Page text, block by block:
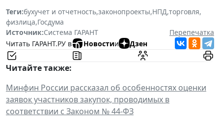
Теги:бухучет и отчетность,законопроекты,НПД,торговля,
физлица,Госдума
Источник:Система ГАРАНТ
Перепечатка
Читать ГАРАНТ.РУ в
Новостии Дзен
Читайте также:
Минфин России рассказал об особенностях оценки
заявок участников закупок, проводимых в
соответствии с Законом № 44-ФЗ